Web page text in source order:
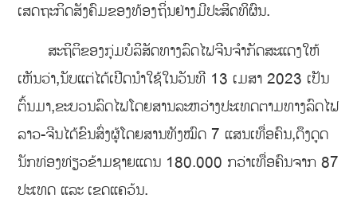
ເສດຖະກິດສັງຄົມຂອງທ້ອງຖິ່ນຢ່າງມີປະສິດທິຜົນ.
ສະຖິຕິຂອງກຸ່ມບໍລິສັດທາງລົດໄຟຈີນຈຳກັດສະແດງໃຫ້
ເຫັນວ່າ,ນັບແຕ່ໄດ້ເປີດນຳໃຊ້ໃນວັນທີ 13 ເມສາ 2023 ເປັນ
ຕົ້ນມາ,ຂະບວນລົດໄຟໂດຍສານລະຫວ່າງປະເທດຕາມທາງລົດໄຟ
ລາວ-ຈີນໄດ້ຂົນສົ່ງຜູ້ໂດຍສານທັງໝົດ 7 ແສນເທື່ອຄົນ,ດຶງດູດ
ນັກທ່ອງທ່ຽວຂ້າມຊາຍແດນ 180.000 ກວ່າເທື່ອຄົນຈາກ 87
ປະເທດ ແລະ ເຂດແຄວ້ນ.